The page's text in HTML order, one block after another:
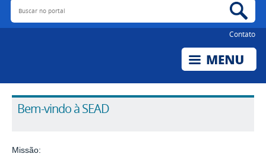
Buscar no portal
Contato
Bem-vindo à SEAD
Missão: